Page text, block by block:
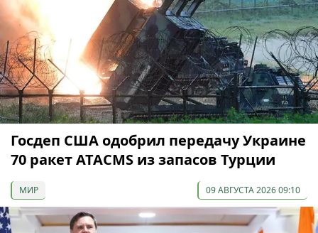
Госдеп США одобрил передачу Украине
70 ракет ATACMS из запасов Турции
МИР 09 АВГУСТА 2026 09:10